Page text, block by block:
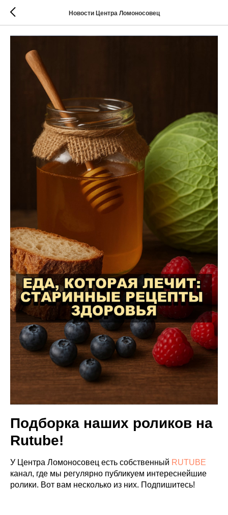
Новости Центра Ломоносовец
Подборка наших роликов на
Rutube!
У Центра Ломоносовец есть собственный RUTUBE
канал, где мы регулярно публикуем интереснейшие
ролики. Вот вам несколько из них. Подпишитесь!